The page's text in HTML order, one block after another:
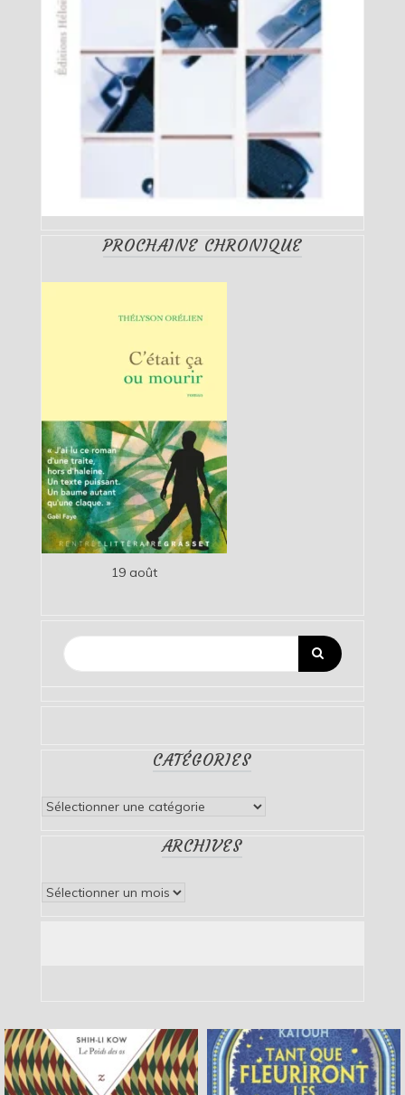
PROCHAINE CHRONIQUE
19 août
CATÉGORIES
Catégories
ARCHIVES
Archives